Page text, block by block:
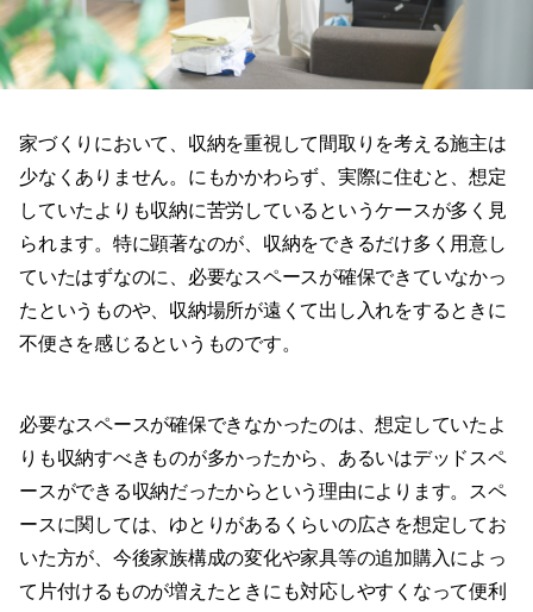
家づくりにおいて、収納を重視して間取りを考える施主は
少なくありません。にもかかわらず、実際に住むと、想定
していたよりも収納に苦労しているというケースが多く見
られます。特に顕著なのが、収納をできるだけ多く用意し
ていたはずなのに、必要なスペースが確保できていなかっ
たというものや、収納場所が遠くて出し入れをするときに
不便さを感じるというものです。
必要なスペースが確保できなかったのは、想定していたよ
りも収納すべきものが多かったから、あるいはデッドスペ
ースができる収納だったからという理由によります。スペ
ースに関しては、ゆとりがあるくらいの広さを想定してお
いた方が、今後家族構成の変化や家具等の追加購入によっ
て片付けるものが増えたときにも対応しやすくなって便利